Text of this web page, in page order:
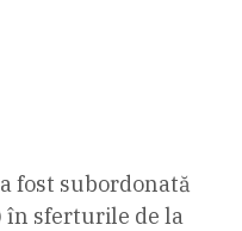
fost subordonată
în sferturile de la